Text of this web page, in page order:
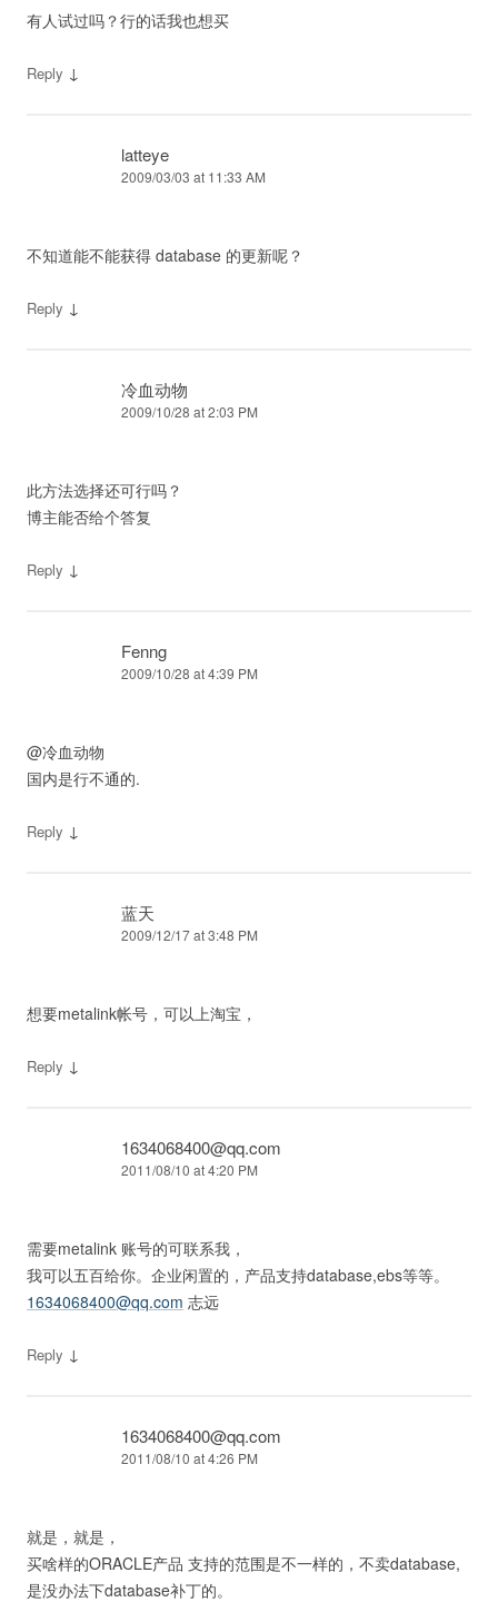
有人试过吗？行的话我也想买
Reply ↓
latteye
2009/03/03 at 11:33 AM
不知道能不能获得 database 的更新呢？
Reply ↓
冷血动物
2009/10/28 at 2:03 PM
此方法选择还可行吗？
博主能否给个答复
Reply ↓
Fenng
2009/10/28 at 4:39 PM
@冷血动物
国内是行不通的.
Reply ↓
蓝天
2009/12/17 at 3:48 PM
想要metalink帐号，可以上淘宝，
Reply ↓
1634068400@qq.com
2011/08/10 at 4:20 PM
需要metalink 账号的可联系我，
我可以五百给你。企业闲置的，产品支持database,ebs等等。
1634068400@qq.com 志远
Reply ↓
1634068400@qq.com
2011/08/10 at 4:26 PM
就是，就是，
买啥样的ORACLE产品 支持的范围是不一样的，不卖database,
是没办法下database补丁的。